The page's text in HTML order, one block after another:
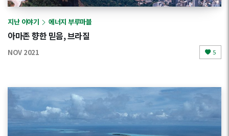
지난 이야기 에너지 부루마블
아마존 향한 믿음, 브라질
NOV 2021 5